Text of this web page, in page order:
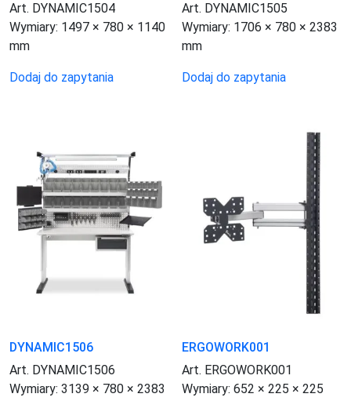
Art. DYNAMIC1504
Wymiary: 1497 × 780 × 1140
mm
Dodaj do zapytania
Art. DYNAMIC1505
Wymiary: 1706 × 780 × 2383
mm
Dodaj do zapytania
DYNAMIC1506
Art. DYNAMIC1506
Wymiary: 3139 × 780 × 2383
ERGOWORK001
Art. ERGOWORK001
Wymiary:652 × 225 × 225